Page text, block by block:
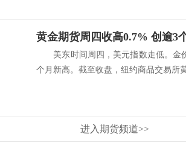
黄金期货周四收高0.7% 创逾3
美东时间周四，美元指数走低。金
个月新高。截至收盘，纽约商品交易所
进入期货频道>>